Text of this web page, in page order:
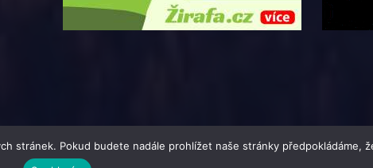
stránek. Pokud budete nadále prohlížet naše stránky předpokládáme,